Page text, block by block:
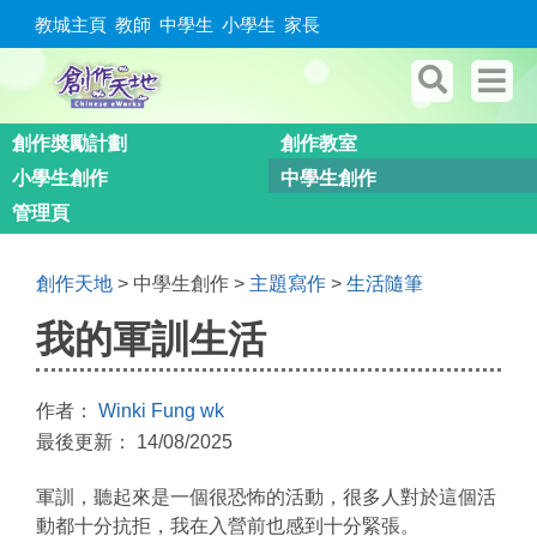
教城主頁 教師 中學生 小學生 家長
創作奬勵計劃
創作教室
小學生創作
中學生創作
管理頁
創作天地 > 中學生創作 > 主題寫作 > 生活隨筆
我的軍訓生活
作者： Winki Fung wk
最後更新： 14/08/2025
軍訓，聽起來是一個很恐怖的活動，很多人對於這個活
動都十分抗拒，我在入營前也感到十分緊張。